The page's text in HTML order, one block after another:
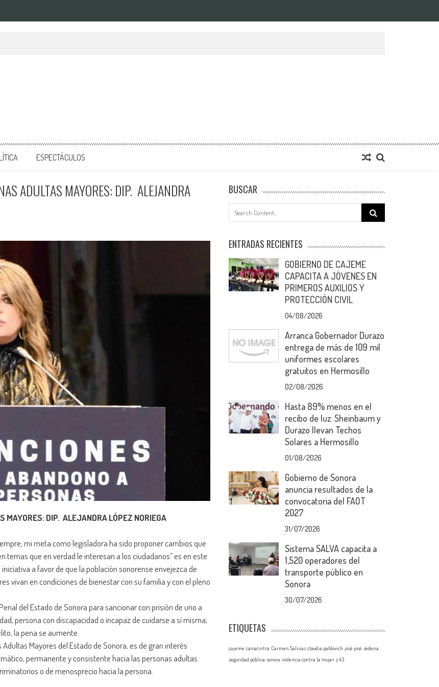
ESPECTÁCULOS
ADULTAS MAYORES: DIP. ALEJANDRA
MAYORES: DIP. ALEJANDRA LÓPEZ NORIEGA
mi meta como legisladora ha sido proponer cambios que
temas que en verdad le interesan a los ciudadanos” es en este
a favor de que la población sonorense envejezca de
vivan en condiciones de bienestar con su familia y con el pleno
del Estado de Sonora para sancionar con prisión de uno a
persona con discapacidad o incapaz de cuidarse a sí misma,
la pena se aumente.
Mayores del Estado de Sonora, es de gran interés
permanente y consistente hacia las personas adultas
o de menosprecio hacia la persona.
BUSCAR
Search
for:
ENTRADAS RECIENTES
GOBIERNO DE CAJEME
CAPACITA A JÓVENES EN
PRIMEROS AUXILIOS Y
PROTECCIÓN CIVIL
04/08/2026
Arranca Gobernador Durazo
entrega de más de 109 mil
uniformes escolares
gratuitos en Hermosillo
02/08/2026
Hasta 89% menos en el
recibo de luz: Sheinbaum y
Durazo llevan Techos
Solares a Hermosillo
01/08/2026
Gobierno de Sonora
anuncia resultados de la
convocatoria del FAOT
2027
31/07/2026
Sistema SALVA capacita a
1,520 operadores del
transporte público en
Sonora
30/07/2026
ETIQUETAS
cajeme canacintra Carmen Salinas claudia pablovich josé josé sedena
seguridad pública sonora violencia contra la mujer z 43